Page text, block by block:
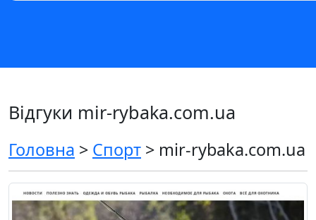
Відгуки mir-rybaka.com.ua
Головна > Спорт > mir-rybaka.com.ua